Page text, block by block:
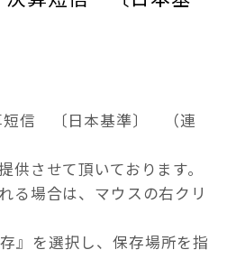
信 〔日本基準〕 （連
供させて頂いております。
る場合は、マウスの右クリ
』を選択し、保存場所を指